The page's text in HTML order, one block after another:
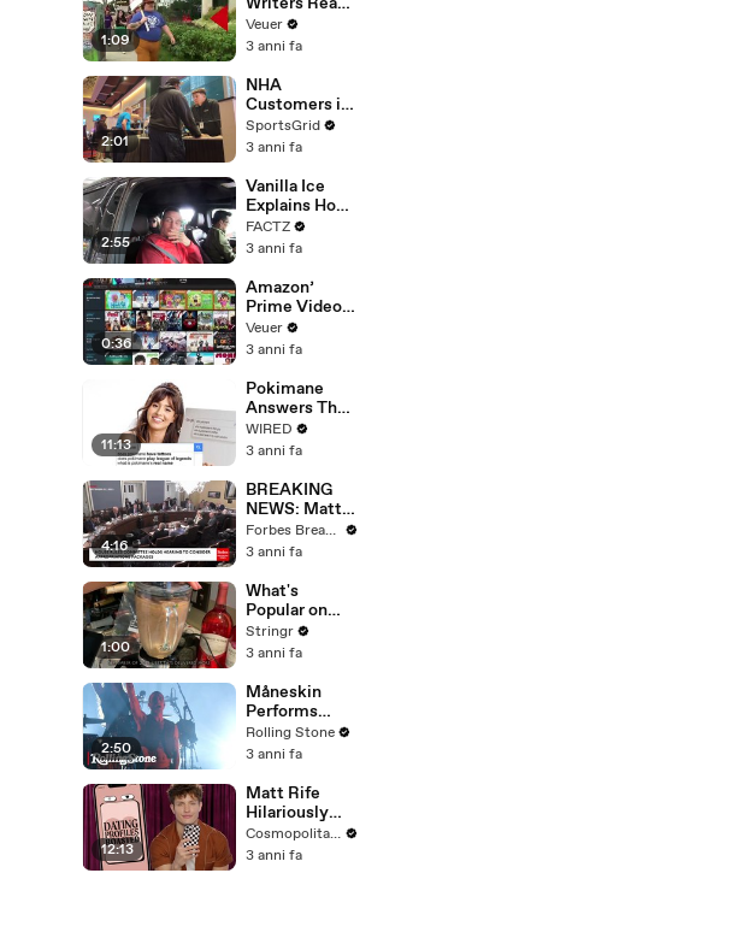
1:09
‘Tentative
Agreement’
After 146 Day
Strike
Veuer
3 anni fa
2:01
NHA
Customers in
Limbo as
Company
Potential
Merger
SportsGrid
3 anni fa
2:55
Vanilla Ice
Explains How
the 90’s
Shaped
FACTZ
3 anni fa
0:36
Amazon’
Prime Video
Will Show
Commercials
Year
Veuer
3 anni fa
11:13
Pokimane
Answers The
Web's Most
Searched
WIRED
3 anni fa
4:16
BREAKING
NEWS: Matt
Gaetz Tells
House
'I'm Not Going
To Vote For A
Continuing
Resolution'
Forbes Breaking News
3 anni fa
1:00
What's
Popular on
Uber Eats?
Stringr
3 anni fa
2:50
Måneskin
Performs
"HONEY" at
MSG
Rolling Stone
3 anni fa
12:13
Matt Rife
Hilariously
Roasts Your
Dating
Cosmopolitan USA
3 anni fa